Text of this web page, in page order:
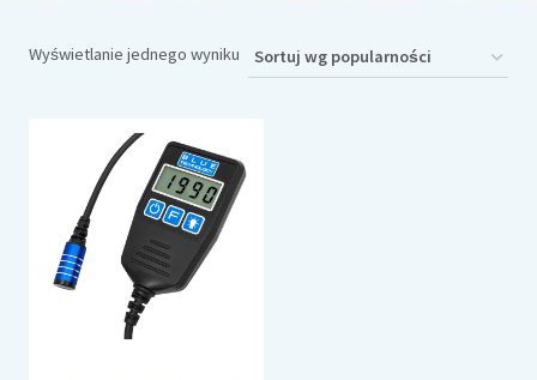
Wyświetlanie jednego wyniku